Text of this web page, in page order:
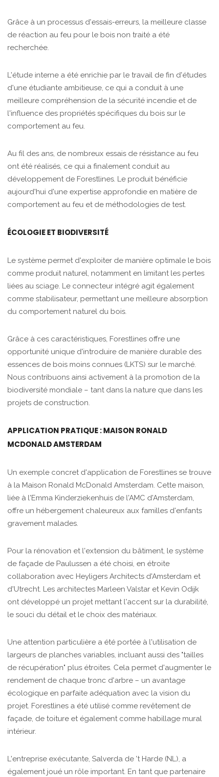
Grâce à un processus d'essais-erreurs, la meilleure classe
de réaction au feu pour le bois non traité a été
recherchée.
L'étude interne a été enrichie par le travail de fin d'études
d'une étudiante ambitieuse, ce qui a conduit à une
meilleure compréhension de la sécurité incendie et de
l'influence des propriétés spécifiques du bois sur le
comportement au feu.
Au fil des ans, de nombreux essais de résistance au feu
ont été réalisés, ce qui a finalement conduit au
développement de Forestlines. Le produit bénéficie
aujourd'hui d'une expertise approfondie en matière de
comportement au feu et de méthodologies de test.
ÉCOLOGIE ET BIODIVERSITÉ
Le système permet d'exploiter de manière optimale le bois
comme produit naturel, notamment en limitant les pertes
liées au sciage. Le connecteur intégré agit également
comme stabilisateur, permettant une meilleure absorption
du comportement naturel du bois.
Grâce à ces caractéristiques, Forestlines offre une
opportunité unique d'introduire de manière durable des
essences de bois moins connues (LKTS) sur le marché.
Nous contribuons ainsi activement à la promotion de la
biodiversité mondiale – tant dans la nature que dans les
projets de construction.
APPLICATION PRATIQUE : MAISON RONALD
MCDONALD AMSTERDAM
Un exemple concret d'application de Forestlines se trouve
à la Maison Ronald McDonald Amsterdam. Cette maison,
liée à l'Emma Kinderziekenhuis de l'AMC d'Amsterdam,
offre un hébergement chaleureux aux familles d'enfants
gravement malades.
Pour la rénovation et l'extension du bâtiment, le système
de façade de Paulussen a été choisi, en étroite
collaboration avec Heyligers Architects d'Amsterdam et
d'Utrecht. Les architectes Marleen Valstar et Kevin Odijk
ont développé un projet mettant l'accent sur la durabilité,
le souci du détail et le choix des matériaux.
Une attention particulière a été portée à l'utilisation de
largeurs de planches variables, incluant aussi des "tailles
de récupération" plus étroites. Cela permet d'augmenter le
rendement de chaque tronc d'arbre – un avantage
écologique en parfaite adéquation avec la vision du
projet. Forestlines a été utilisé comme revêtement de
façade, de toiture et également comme habillage mural
intérieur.
L'entreprise exécutante, Salverda de 't Harde (NL), a
également joué un rôle important. En tant que partenaire